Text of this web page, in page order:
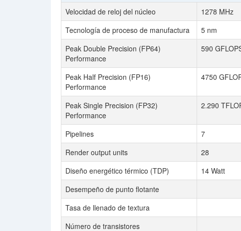
Velocidad de reloj del núcleo 1278 MHz
Tecnología de proceso de manufactura
5 nm
Peak Double Precision (FP64)
Performance
590
Peak Half Precision (FP16)
Performance
4750
Peak Single Precision (FP32)
Performance
2.290
Pipelines 7
Render output units
28
Diseño energético térmico (TDP)
14 Watt
Desempeño de punto flotante
Tasa de llenado de textura
Número de transistores